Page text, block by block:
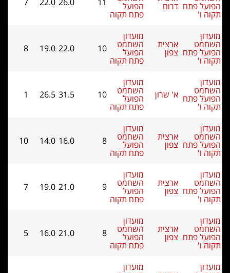
הפועל
פתח תקוה
מועדון
השחמט
הפועל
פתח תקוה
10
22.0
19.0
8
מועדון
השחמט
הפועל
פתח תקוה
10
31.5
26.5
1
מועדון
השחמט
הפועל
פתח תקוה
8
16.0
14.0
10
מועדון
השחמט
הפועל
פתח תקוה
9
21.0
19.0
7
מועדון
השחמט
הפועל
פתח תקוה
8
21.0
16.0
5
מועדון